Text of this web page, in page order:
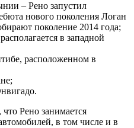
– Рено запустил
нового поколения Логан
поколение 2014 года;
в западной
расположенном в
Рено занимается
в том числе и в